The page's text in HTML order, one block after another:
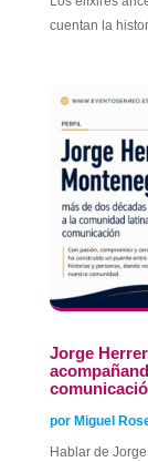
cuentan la
Jorge
por Miguel
Hablar de